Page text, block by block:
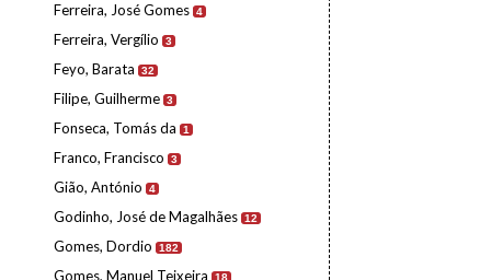
Ferreira, José Gomes 4
Ferreira, Vergílio 3
Feyo, Barata 32
Filipe, Guilherme 3
Fonseca, Tomás da 1
Franco, Francisco 3
Gião, António 4
Godinho, José de Magalhães 12
Gomes, Dordio 182
Gomes, Manuel Teixeira 18